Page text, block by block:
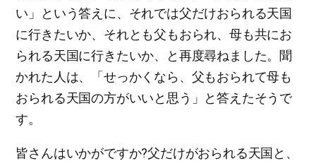
い」という答えに、それでは父だけおられる天国
に行きたいか、それとも父もおられ、母も共にお
られる天国に行きたいか、と再度尋ねました。聞
かれた人は、「せっかくなら、父もおられて母も
おられる天国の方がいいと思う」と答えたそうで
す。
皆さんはいかがですか?父だけがおられる天国と、